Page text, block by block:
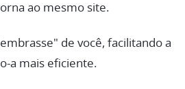
ao mesmo site.
de você, facilitando a
a mais eficiente.